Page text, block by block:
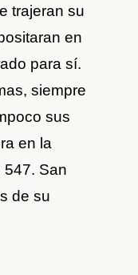
trajeran su
en
para sí.
siempre
sus
en la
547. San
de su